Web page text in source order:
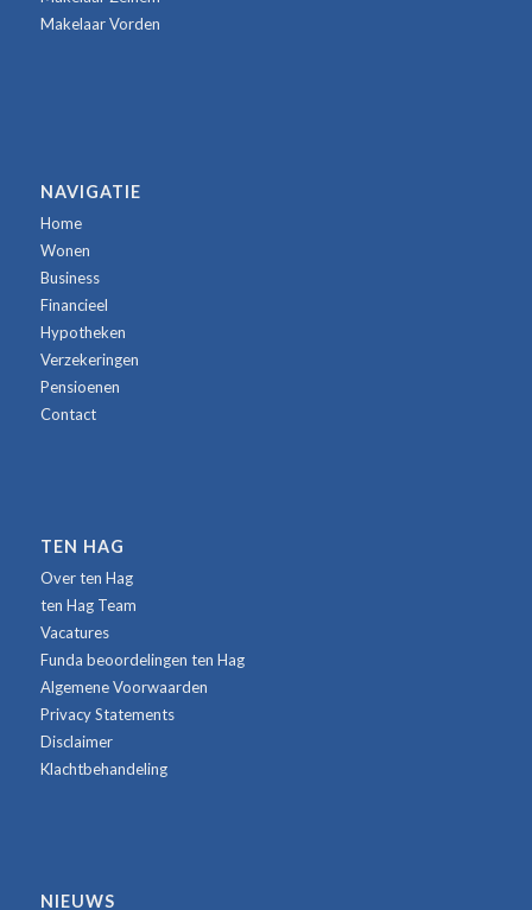
Makelaar Vorden
NAVIGATIE
Home
Wonen
Business
Financieel
Hypotheken
Verzekeringen
Pensioenen
Contact
TEN HAG
Over ten Hag
ten Hag Team
Vacatures
Funda beoordelingen ten Hag
Algemene Voorwaarden
Privacy Statements
Disclaimer
Klachtbehandeling
NIEUWS